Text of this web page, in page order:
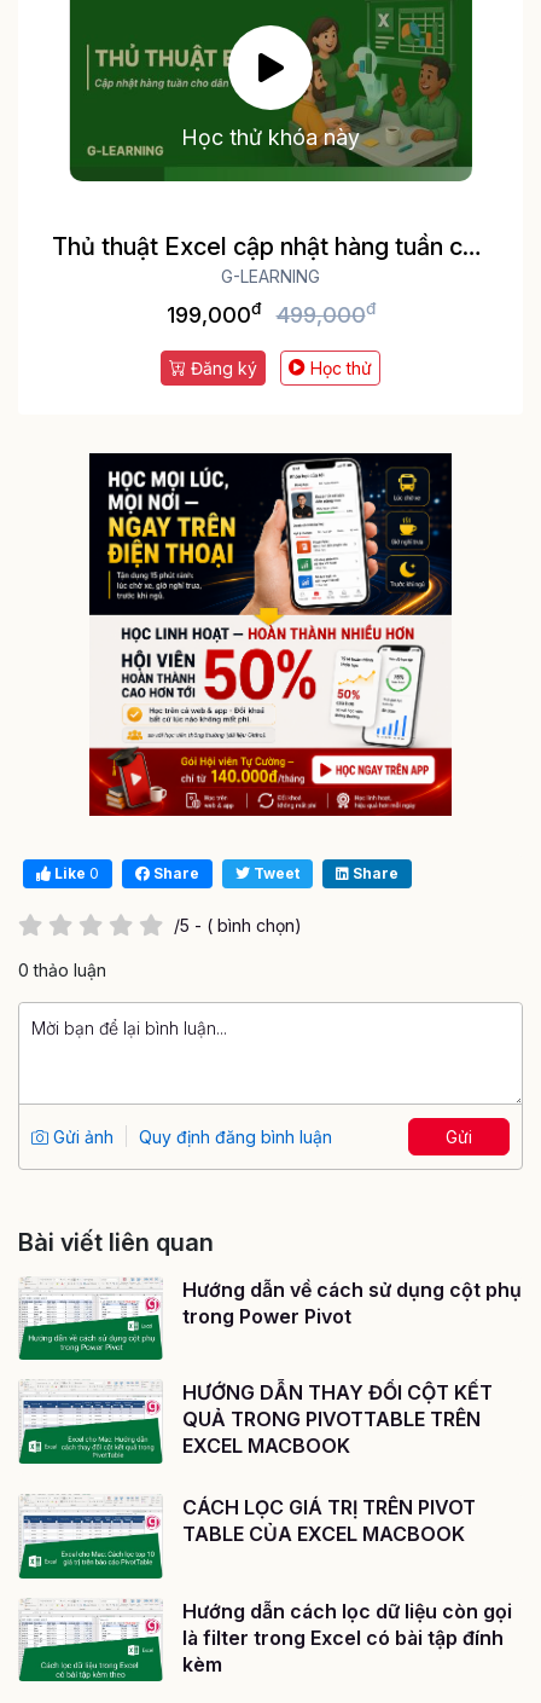
Học thử khóa này
Thủ thuật Excel cập nhật hàng tuần cho
dân văn phòng
G-LEARNING
199,000đ 499,000đ
Đăng ký Học thử
Like 0 Share Tweet Share
/5 - ( bình chọn)
0 thảo luận
Gửi ảnh Quy định đăng bình luận Gửi
Bài viết liên quan
Hướng dẫn về cách sử dụng cột phụ
trong Power Pivot
HƯỚNG DẪN THAY ĐỔI CỘT KẾT
QUẢ TRONG PIVOTTABLE TRÊN
EXCEL MACBOOK
CÁCH LỌC GIÁ TRỊ TRÊN PIVOT
TABLE CỦA EXCEL MACBOOK
Hướng dẫn cách lọc dữ liệu còn gọi
là filter trong Excel có bài tập đính
kèm